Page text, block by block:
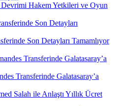
Hakem Yetkileri ve Oyun
Son Detayları Tamamlıyor
Transferinde Galatasaray’a